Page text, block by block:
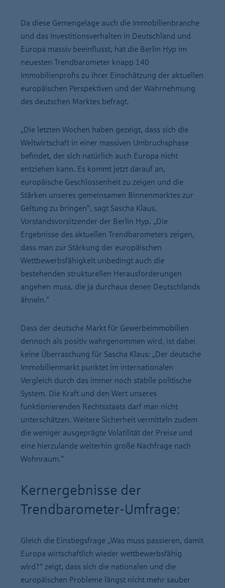
Da diese Gemengelage auch die Immobilienbranche
und das Investitionsverhalten in Deutschland und
Europa massiv beeinflusst, hat die Berlin Hyp im
neuesten Trendbarometer knapp 140
Immobilienprofis zu ihrer Einschätzung der aktuellen
europäischen Perspektiven und der Wahrnehmung
des deutschen Marktes befragt.
„Die letzten Wochen haben gezeigt, dass sich die
Weltwirtschaft in einer massiven Umbruchsphase
befindet, der sich natürlich auch Europa nicht
entziehen kann. Es kommt jetzt darauf an,
europäische Geschlossenheit zu zeigen und die
Stärken unseres gemeinsamen Binnenmarktes zur
Geltung zu bringen“, sagt Sascha Klaus,
Vorstandsvorsitzender der Berlin Hyp. „Die
Ergebnisse des aktuellen Trendbarometers zeigen,
dass man zur Stärkung der europäischen
Wettbewerbsfähigkeit unbedingt auch die
bestehenden strukturellen Herausforderungen
angehen muss, die ja durchaus denen Deutschlands
ähneln.“
Dass der deutsche Markt für Gewerbeimmobilien
dennoch als positiv wahrgenommen wird, ist dabei
keine Überraschung für Sascha Klaus: „Der deutsche
Immobilienmarkt punktet im internationalen
Vergleich durch das immer noch stabile politische
System. Die Kraft und den Wert unseres
funktionierenden Rechtsstaats darf man nicht
unterschätzen. Weitere Sicherheit vermitteln zudem
die weniger ausgeprägte Volatilität der Preise und
eine hierzulande weiterhin große Nachfrage nach
Wohnraum.“
Kernergebnisse der
Trendbarometer-Umfrage:
Gleich die Einstiegsfrage „Was muss passieren, damit
Europa wirtschaftlich wieder wettbewerbsfähig
wird?“ zeigt, dass sich die nationalen und die
europäischen Probleme längst nicht mehr sauber